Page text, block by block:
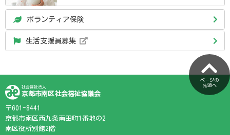
ボランティア保険
生活支援員募集
ページの
先頭へ
社会福祉法人
京都市南区社会福祉協議会
〒601-8441
京都市南区西九条南田町1番地の2
南区役所別館2階